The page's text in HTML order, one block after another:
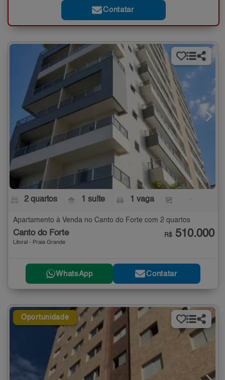
Contatar
2 quartos 1 suíte 1 vaga
Apartamento à Venda no Canto do Forte com 2 quartos
Canto do Forte
Litoral - Praia Grande
R$ 510.000
WhatsApp Contatar
Oportunidade